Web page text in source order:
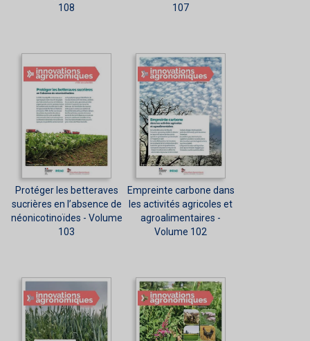
108
107
Protéger les betteraves
sucrières en l’absence de
néonicotinoïdes - Volume
103
Empreinte carbone dans
les activités agricoles et
agroalimentaires -
Volume 102